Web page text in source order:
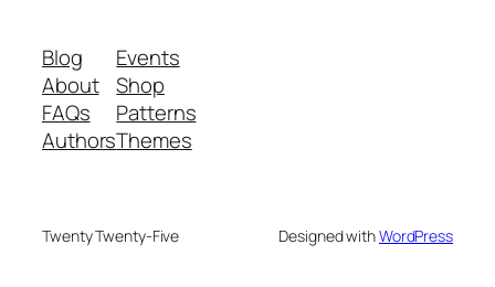
Blog
About
FAQs
Authors
Events
Shop
Patterns
Themes
Twenty Twenty-Five Designed withWordPress